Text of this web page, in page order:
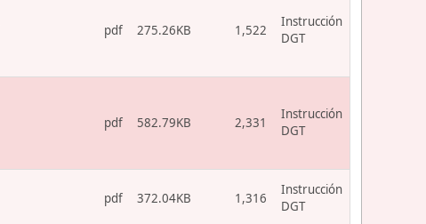
pdf 275.26KB 1,522
Instrucción
DGT
pdf 582.79KB 2,331
Instrucción
DGT
pdf 372.04KB 1,316
Instrucción
DGT